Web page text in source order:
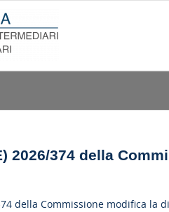
2026/374 della
della Commissione modifica